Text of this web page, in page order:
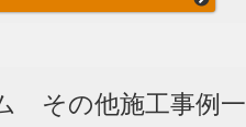
その他施工事例